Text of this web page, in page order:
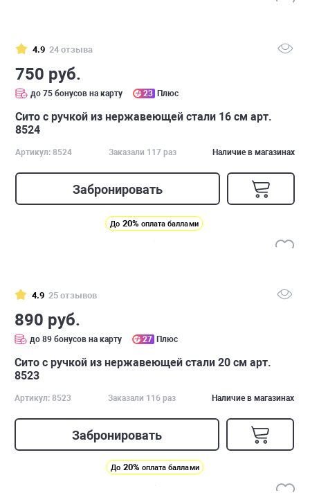
4.9 24 отзыва
750 руб.
до 75 бонусов на карту 23 Плюс
Сито с ручкой из нержавеющей стали 16 см арт.
8524
Артикул: 8524 Заказали 117 раз Наличие в магазинах
Забронировать
До 20% оплата баллами
4.9 25 отзывов
890 руб.
до 89 бонусов на карту 27 Плюс
Сито с ручкой из нержавеющей стали 20 см арт.
8523
Артикул: 8523 Заказали 116 раз Наличие в магазинах
Забронировать
До 20% оплата баллами